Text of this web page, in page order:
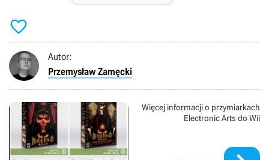

Autor:
Przemysław Zamęcki
Więcej informacji o przymiarkach
Electronic Arts do Wii